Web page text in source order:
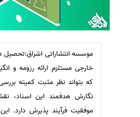
ترجمه عربی به فارسی
مشاهده همه زبان ها
سفارش ویرایش
سفارش پارافریز
سفارش فرمت‌بندی
سفارش کاهش کمیت
سفارش معرفی مجله
سفارش معرفی مقاله
سفارش معرفی کتاب
موسسه انتشاراتی اشراق:تحصیل
خارجی مستلزم ارائه رزومه و
که بتواند نظر مثبت کمیته
نگارش هدفمند این اسناد،
موفقیت فرآیند پذیرش دارد.